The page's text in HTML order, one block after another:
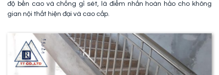
độ bền cao và chống gỉ sét, là điểm nhấn hoàn hảo cho không
gian nội thất hiện đại và cao cấp.